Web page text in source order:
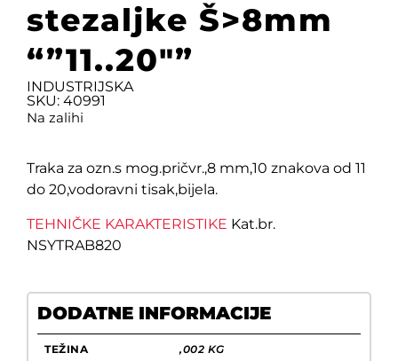
stezaljke Š>8mm
“”11..20″”
INDUSTRIJSKA
SKU: 40991
Na zalihi
Traka za ozn.s mog.pričvr.,8 mm,10 znakova od 11
do 20,vodoravni tisak,bijela.
TEHNIČKE KARAKTERISTIKE Kat.br.
NSYTRAB820
DODATNE INFORMACIJE
TEŽINA ,002 KG